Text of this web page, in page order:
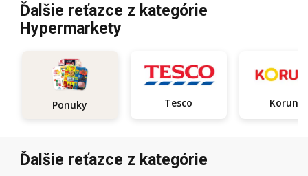
Ďalšie reťazce z kategórie
Hypermarkety
Ponuky Tesco Koruna
Ďalšie reťazce z kategórie